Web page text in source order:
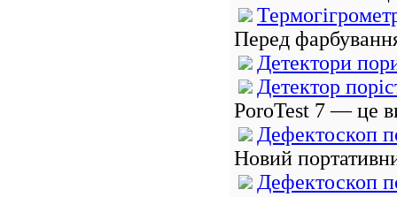
Перед
Детектори
Детектор
PoroTest 7 — це
Дефектоскоп
Новий
Дефектоскоп